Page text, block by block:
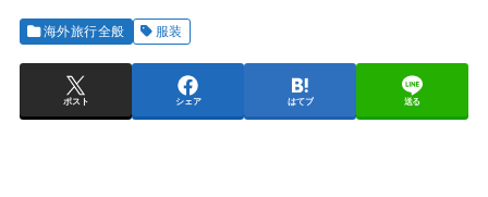
海外旅行全般 服装
ポスト シェア はてブ 送る